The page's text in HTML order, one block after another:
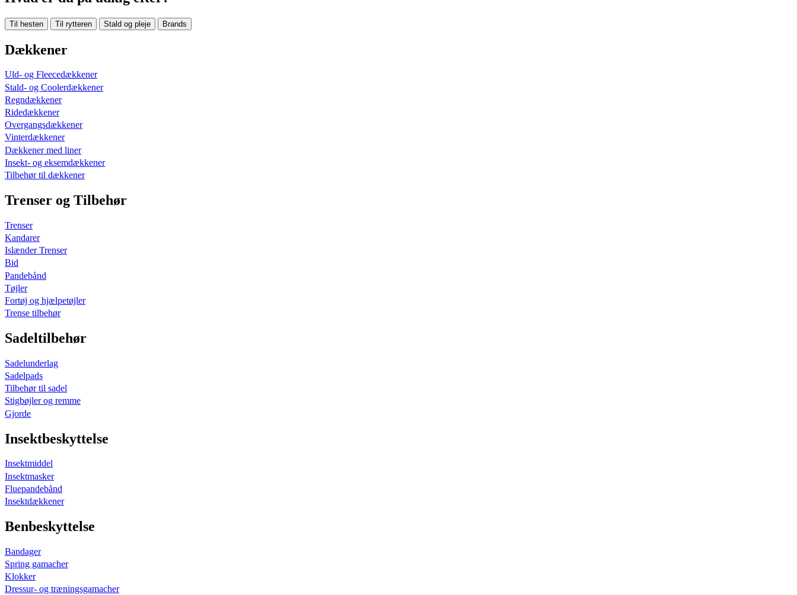
Til hesten Til rytteren Stald og pleje Brands
Dækkener
Uld- og Fleecedækkener
Stald- og Coolerdækkener
Regndækkener
Ridedækkener
Overgangsdækkener
Vinterdækkener
Dækkener med liner
Insekt- og eksemdækkener
Tilbehør til dækkener
Trenser og Tilbehør
Trenser
Kandarer
Islænder Trenser
Bid
Pandebånd
Tøjler
Fortøj og hjælpetøjler
Trense tilbehør
Sadeltilbehør
Sadelunderlag
Sadelpads
Tilbehør til sadel
Stigbøjler og remme
Gjorde
Insektbeskyttelse
Insektmiddel
Insektmasker
Fluepandebånd
Insektdækkener
Benbeskyttelse
Bandager
Spring gamacher
Klokker
Dressur- og træningsgamacher